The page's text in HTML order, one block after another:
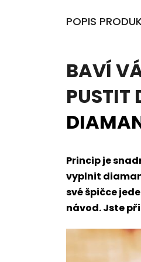
POPIS
BAVÍ
PUSTIT
Princip je
vyplnit
své špičce
návod. Jste